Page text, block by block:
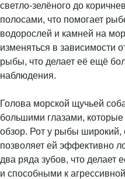
светло-зелёного до
полосами, что помогает
водорослей и камней на
изменяться в зависимости
рыбы, что делает её ещё
наблюдения.
Голова морской щучьей
большими глазами,
обзор. Рот у рыбы широкий,
позволяет ей эффективно
два ряда зубов, что
и способными к